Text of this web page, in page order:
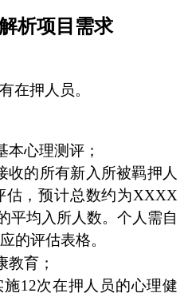
析项目需求
在押人员。
本心理测评；
的所有新入所被羁押人
估，预计总数约为XXXX
平均入所人数。个人需自
的评估表格。
教育；
12次在押人员的心理健